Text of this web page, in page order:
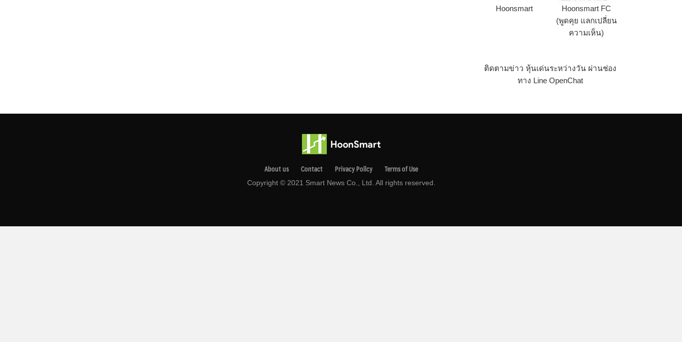
Hoonsmart
Hoonsmart FC
(พูดคุย แลกเปลี่ยน
ความเห็น)
ติดตามข่าว หุ้นเด่นระหว่างวัน ผ่านช่อง
ทาง Line OpenChat
About us Contact Privacy Pollcy Terms of Use
Copyright © 2021 Smart News Co., Ltd. All rights reserved.